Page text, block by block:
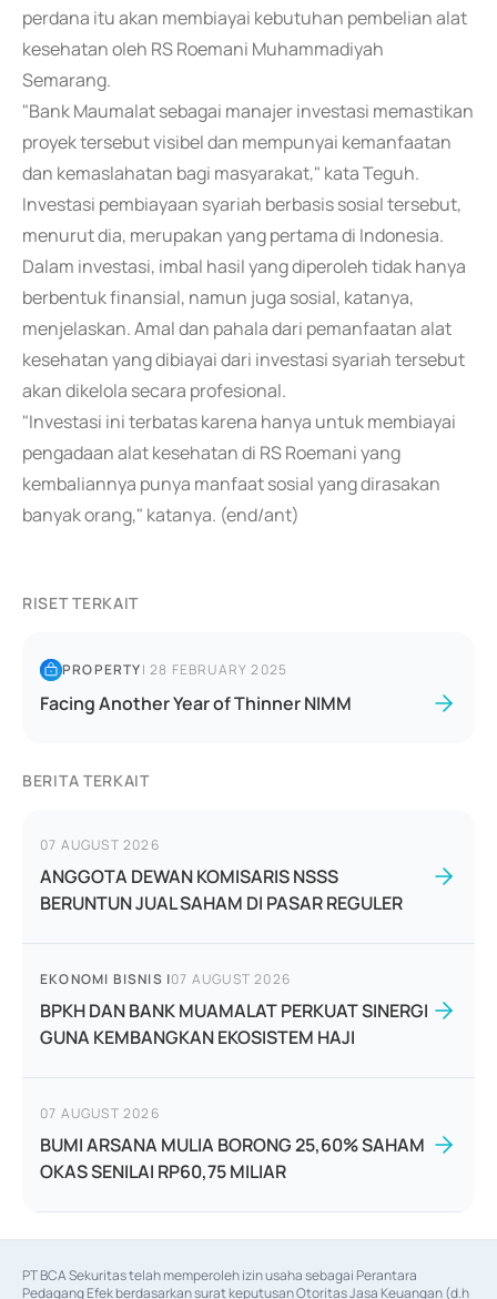
perdana itu akan membiayai kebutuhan pembelian alat
kesehatan oleh RS Roemani Muhammadiyah
Semarang.
"Bank Maumalat sebagai manajer investasi memastikan
proyek tersebut visibel dan mempunyai kemanfaatan
dan kemaslahatan bagi masyarakat," kata Teguh.
Investasi pembiayaan syariah berbasis sosial tersebut,
menurut dia, merupakan yang pertama di Indonesia.
Dalam investasi, imbal hasil yang diperoleh tidak hanya
berbentuk finansial, namun juga sosial, katanya,
menjelaskan. Amal dan pahala dari pemanfaatan alat
kesehatan yang dibiayai dari investasi syariah tersebut
akan dikelola secara profesional.
"Investasi ini terbatas karena hanya untuk membiayai
pengadaan alat kesehatan di RS Roemani yang
kembaliannya punya manfaat sosial yang dirasakan
banyak orang," katanya. (end/ant)
RISET TERKAIT
PROPERTY|28 FEBRUARY 2025
Facing Another Year of Thinner NIMM
BERITA TERKAIT
07 AUGUST 2026
ANGGOTA DEWAN KOMISARIS NSSS
BERUNTUN JUAL SAHAM DI PASAR REGULER
EKONOMI BISNIS |07 AUGUST 2026
BPKH DAN BANK MUAMALAT PERKUAT SINERGI
GUNA KEMBANGKAN EKOSISTEM HAJI
07 AUGUST 2026
BUMI ARSANA MULIA BORONG 25,60% SAHAM
OKAS SENILAI RP60,75 MILIAR
PT BCA Sekuritas telah memperoleh izin usaha sebagai Perantara
Pedagang Efek berdasarkan surat keputusan Otoritas Jasa Keuangan (d.h